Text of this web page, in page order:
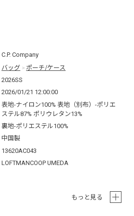
C.P. Company
バッグ > ポーチ/ケース
2026SS
2026/01/21 12:00:00
表地-ナイロン100% 表地（別布）-ポリエ
ステル87% ポリウレタン13%
裏地-ポリエステル100%
中国製
13620AC043
LOFTMANCOOP UMEDA
もっと見る